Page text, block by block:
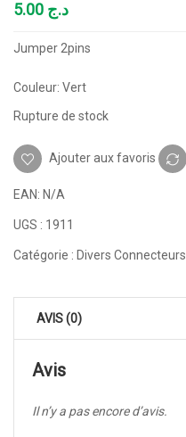
د.ج
Jumper 2pins
Couleur: Vert
Rupture de stock
Ajouter aux favoris
EAN: N/A
UGS : 1911
Catégorie : Divers Connecteurs
AVIS (0)
Avis
Il n’y a pas encore d’avis.